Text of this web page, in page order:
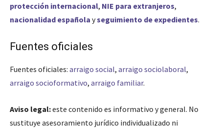
protección internacional, NIE para extranjeros,
nacionalidad española yseguimiento de expedientes.
Fuentes oficiales
Fuentes oficiales: arraigo social, arraigo sociolaboral,
arraigo socioformativo, arraigo familiar.
Aviso legal:este contenido es informativo y general. No
sustituye asesoramiento jurídico individualizado ni